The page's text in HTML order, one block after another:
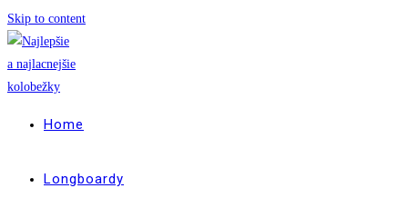
Skip to content
Home
Longboardy